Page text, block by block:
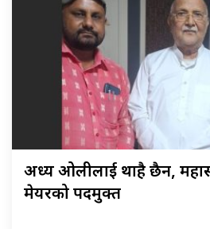
अध्यक्ष ओलीलाई थाहै छैन,
मेयरको पदमुक्त